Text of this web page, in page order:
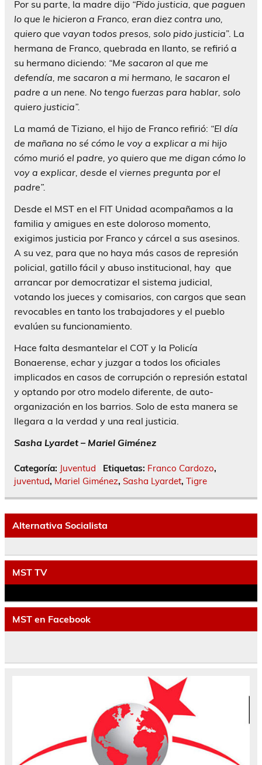
Por su parte, la madre dijo “Pido justicia, que paguen
lo que le hicieron a Franco, eran diez contra uno,
quiero que vayan todos presos, solo pido justicia”. La
hermana de Franco, quebrada en llanto, se refirió a
su hermano diciendo: “Me sacaron al que me
defendía, me sacaron a mi hermano, le sacaron el
padre a un nene. No tengo fuerzas para hablar, solo
quiero justicia”.
La mamá de Tiziano, el hijo de Franco refirió: “El día
de mañana no sé cómo le voy a explicar a mi hijo
cómo murió el padre, yo quiero que me digan cómo lo
voy a explicar, desde el viernes pregunta por el
padre”.
Desde el MST en el FIT Unidad acompañamos a la
familia y amigues en este doloroso momento,
exigimos justicia por Franco y cárcel a sus asesinos.
A su vez, para que no haya más casos de represión
policial, gatillo fácil y abuso institucional, hay que
arrancar por democratizar el sistema judicial,
votando los jueces y comisarios, con cargos que sean
revocables en tanto los trabajadores y el pueblo
evalúen su funcionamiento.
Hace falta desmantelar el COT y la Policía
Bonaerense, echar y juzgar a todos los oficiales
implicados en casos de corrupción o represión estatal
y optando por otro modelo diferente, de auto-
organización en los barrios. Solo de esta manera se
llegara a la verdad y una real justicia.
Sasha Lyardet – Mariel Giménez
Categoría: Juventud Etiquetas: Franco Cardozo,
juventud, Mariel Giménez, Sasha Lyardet, Tigre
Alternativa Socialista
MST TV
MST en Facebook